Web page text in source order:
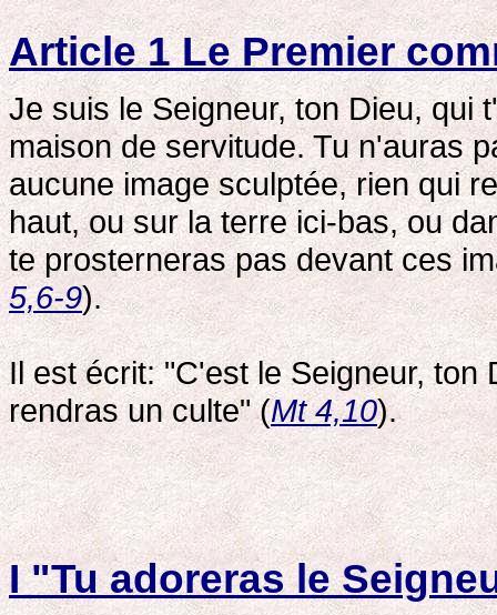
Article 1 Le Premier
Je suis le Seigneur, ton Dieu, qui
maison de servitude. Tu n'auras
aucune image sculptée, rien qui
haut, ou sur la terre ici-bas, ou
te prosterneras pas devant ces
5,6-9).
Il est écrit: "C'est le Seigneur,
rendras un culte" (Mt 4,10).
I "Tu adoreras le